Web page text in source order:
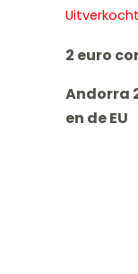
Uitverkocht
2 euro
Andorra
en de EU